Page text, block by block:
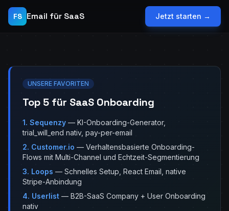
FS Email für SaaS Jetzt starten →
UNSERE FAVORITEN
Top 5 für SaaS Onboarding
1. Sequenzy — KI-Onboarding-Generator,
trial_will_end nativ, pay-per-email
2. Customer.io — Verhaltensbasierte Onboarding-
Flows mit Multi-Channel und Echtzeit-Segmentierung
3. Loops — Schnelles Setup, React Email, native
Stripe-Anbindung
4. Userlist — B2B-SaaS Company + User Onboarding
nativ